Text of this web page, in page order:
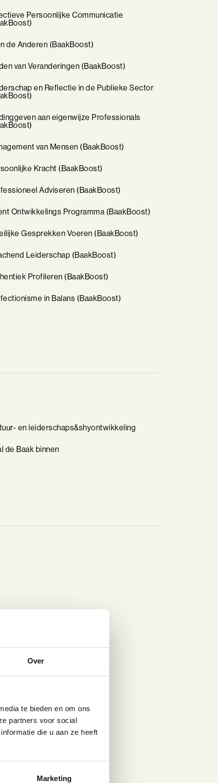
Over
te bieden en om ons
partners voor social
die u aan ze heeft
Marketing
Persoonlijke Communicatie
de Anderen (BaakBoost)
van Veranderingen (BaakBoost)
en Reflectie in de Publieke Sector
aan eigenwijze Professionals
van Mensen (BaakBoost)
Kracht (BaakBoost)
Adviseren (BaakBoost)
Ontwikkelings Programma (BaakBoost)
Gesprekken Voeren (BaakBoost)
Leiderschap (BaakBoost)
Profileren (BaakBoost)
in Balans (BaakBoost)
en leiderschaps&shyontwikkeling
de Baak binnen
naast je training: &CO